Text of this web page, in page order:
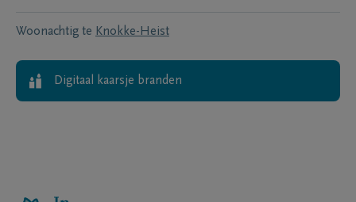
Woonachtig te Knokke-Heist
Digitaal kaarsje branden